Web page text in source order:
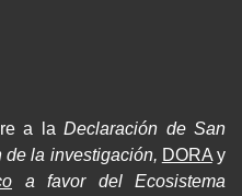
a laDeclaración de San
de la investigación, DORAy
a favor del Ecosistema